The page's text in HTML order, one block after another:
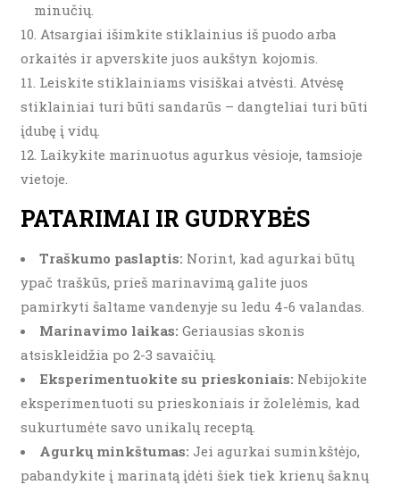
minučių.
Atsargiai išimkite stiklainius iš puodo arba
orkaitės ir apverskite juos aukštyn kojomis.
Leiskite stiklainiams visiškai atvėsti. Atvėsę
stiklainiai turi būti sandarūs – dangteliai turi būti
įdubę į vidų.
Laikykite marinuotus agurkus vėsioje, tamsioje
vietoje.
PATARIMAI IR GUDRYBĖS
Traškumo paslaptis: Norint, kad agurkai būtų
ypač traškūs, prieš marinavimą galite juos
pamirkyti šaltame vandenyje su ledu 4-6 valandas.
Marinavimo laikas: Geriausias skonis
atsiskleidžia po 2-3 savaičių.
Eksperimentuokite su prieskoniais: Nebijokite
eksperimentuoti su prieskoniais ir žolelėmis, kad
sukurtumėte savo unikalų receptą.
Agurkų minkštumas: Jei agurkai suminkštėjo,
pabandykite į marinatą įdėti šiek tiek krienų šaknų